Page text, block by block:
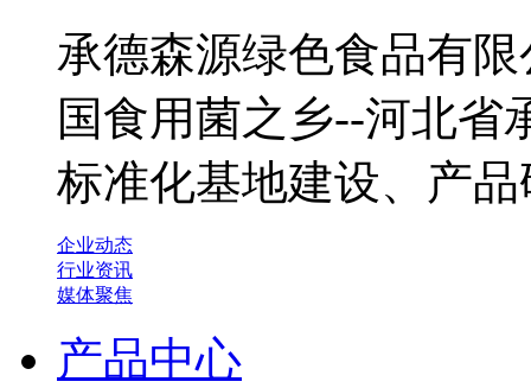
承德森源绿色食品有
国食用菌之乡--河北省
标准化基地建设、产
企业动态
行业资讯
媒体聚焦
产品中心